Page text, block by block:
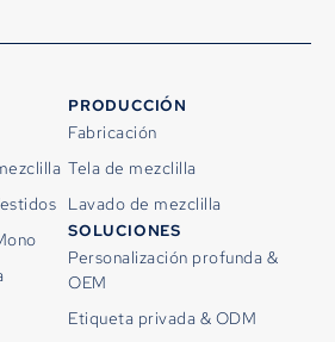
PRODUCCIÓN
Fabricación
Tela de mezclilla
Lavado de mezclilla
SOLUCIONES
Personalización profunda &
OEM
Etiqueta privada & ODM